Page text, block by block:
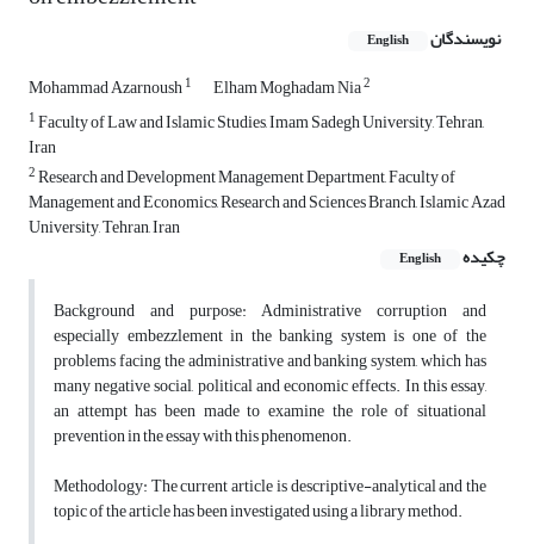
نویسندگان English
Mohammad Azarnoush1 Elham Moghadam Nia2
1Faculty of Law and Islamic Studies, Imam Sadegh University, Tehran,
Iran
2Research and Development Management Department, Faculty of
Management and Economics, Research and Sciences Branch, Islamic Azad
University, Tehran, Iran
چکیده
English
Background and purpose: Administrative corruption and
especially embezzlement in the banking system is one of the
problems facing the administrative and banking system, which has
many negative social, political and economic effects. In this essay,
an attempt has been made to examine the role of situational
prevention in the essay with this phenomenon.
Methodology: The current article is descriptive-analytical and the
topic of the article has been investigated using a library method.